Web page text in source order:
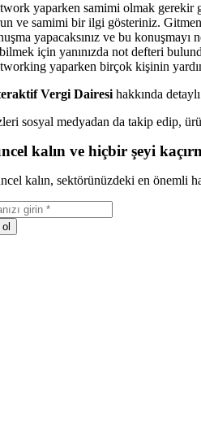
yaparken samimi olmak gerekir
ve samimi bir ilgi gösteriniz.
yapacaksınız ve bu
için yanınızda not defteri
yaparken birçok kişinin
Vergi Dairesihakkında
sosyal medyadan da takip edip,
kalın ve hiçbir şeyi
kalın, sektörünüzdeki en önemli